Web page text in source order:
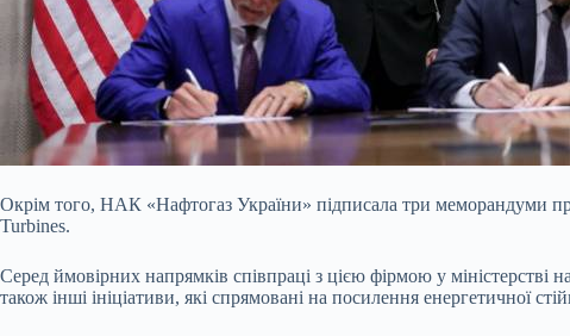
Окрім того, НАК «Нафтогаз України» підписала три меморандуми
Turbines.
Серед ймовірних напрямків співпраці з цією фірмою у міністерстві
також інші ініціативи, які спрямовані на посилення енергетичної